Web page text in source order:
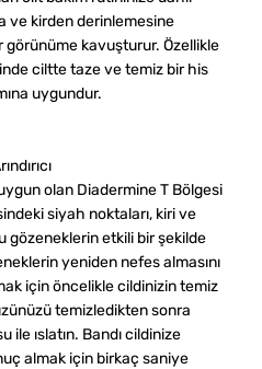
ve kirden derinlemesine
görünüme kavuşturur. Özellikle
ciltte taze ve temiz bir his
uygundur.
olan Diadermine T Bölgesi
siyah noktaları, kiri ve
gözeneklerin etkili bir şekilde
yeniden nefes almasını
için öncelikle cildinizin temiz
temizledikten sonra
ile ıslatın. Bandı cildinize
almak için birkaç saniye